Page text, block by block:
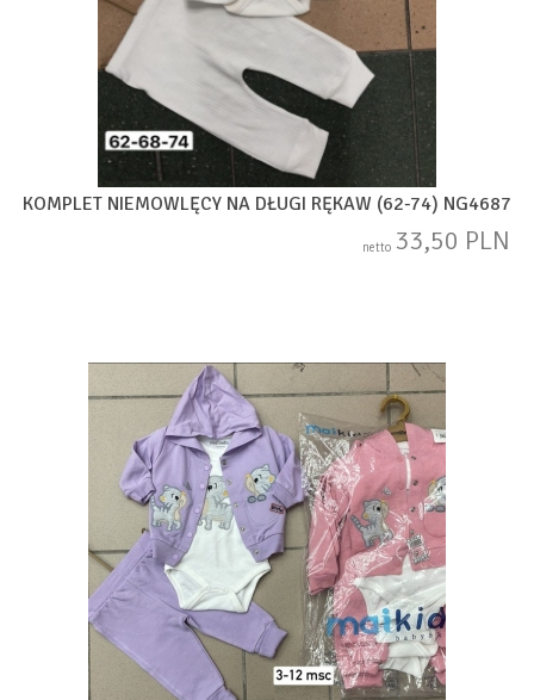
KOMPLET NIEMOWLĘCY NA DŁUGI RĘKAW (62-74) NG4687
netto 33,50 PLN